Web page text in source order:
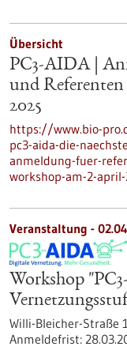
Übersicht
PC3-AIDA |
und
2025
https://www.bio-
pc3-aida-die-
anmeldung-fuer-
workshop-am-2-
Veranstaltung -
Workshop
Willi-Bleicher-Straße
Anmeldefrist: